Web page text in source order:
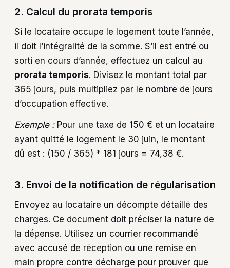
2. Calcul du prorata temporis
Si le locataire occupe le logement toute l’année,
il doit l’intégralité de la somme. S’il est entré ou
sorti en cours d’année, effectuez un calcul au
prorata temporis. Divisez le montant total par
365 jours, puis multipliez par le nombre de jours
d’occupation effective.
Exemple :Pour une taxe de 150 € et un locataire
ayant quitté le logement le 30 juin, le montant
dû est : (150 / 365) * 181 jours = 74,38 €.
3. Envoi de la notification de régularisation
Envoyez au locataire un décompte détaillé des
charges. Ce document doit préciser la nature de
la dépense. Utilisez un courrier recommandé
avec accusé de réception ou une remise en
main propre contre décharge pour prouver que